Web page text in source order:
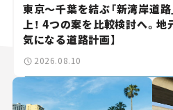
東京～千葉を結ぶ「新湾岸道
上！ 4つの案を比較検討へ。地
気になる道路計画】
2026.08.10